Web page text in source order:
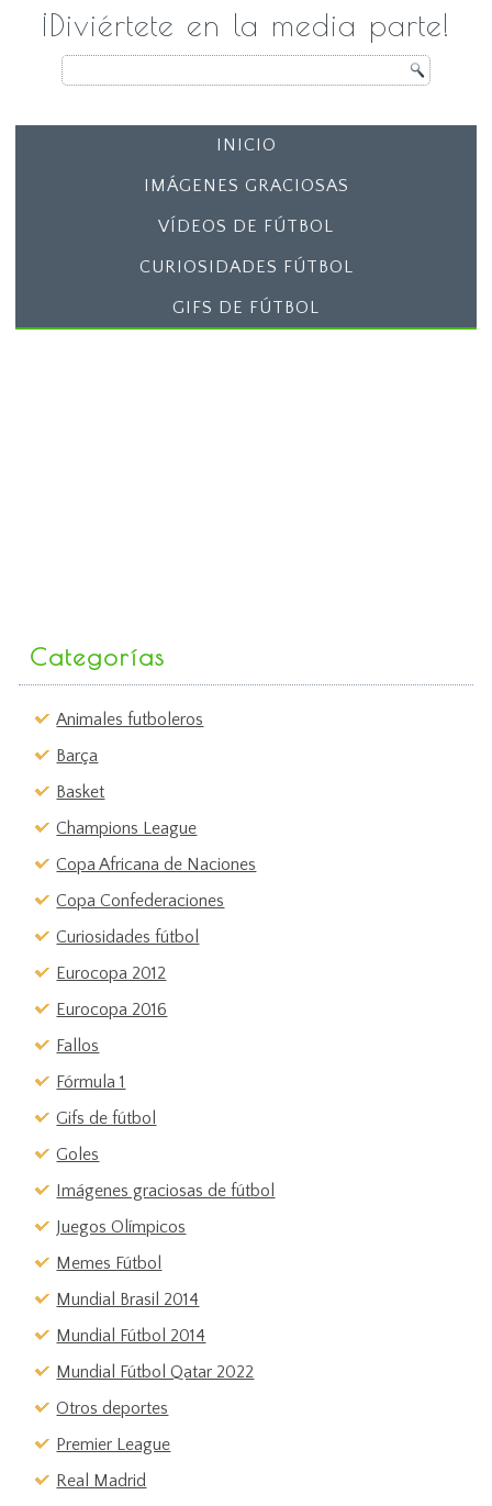
¡Diviértete en la media parte!
INICIO
IMÁGENES GRACIOSAS
VÍDEOS DE FÚTBOL
CURIOSIDADES FÚTBOL
GIFS DE FÚTBOL
Categorías
Animales futboleros
Barça
Basket
Champions League
Copa Africana de Naciones
Copa Confederaciones
Curiosidades fútbol
Eurocopa 2012
Eurocopa 2016
Fallos
Fórmula 1
Gifs de fútbol
Goles
Imágenes graciosas de fútbol
Juegos Olímpicos
Memes Fútbol
Mundial Brasil 2014
Mundial Fútbol 2014
Mundial Fútbol Qatar 2022
Otros deportes
Premier League
Real Madrid